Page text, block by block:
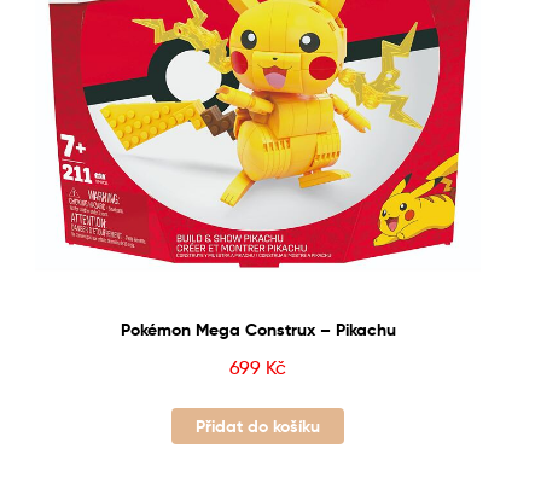
Pokémon Mega Construx – Pikachu
699 Kč
Přidat do košíku